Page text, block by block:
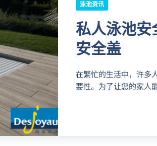
泳池资讯
私人泳池
安全盖
在繁忙的生活中，许多
要性。为了让您的家人